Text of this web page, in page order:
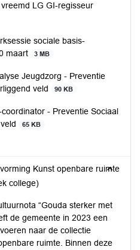
LG GI-regisseur
sociale basis-
maart
3 MB
Jeugdzorg - Preventie
veld
90 KB
coordinator - Preventie Sociaal
65 KB
Kunst openbare ruimte
college)
“Gouda sterker met
de gemeente in 2023 een
naar de collectie
ruimte. Binnen deze